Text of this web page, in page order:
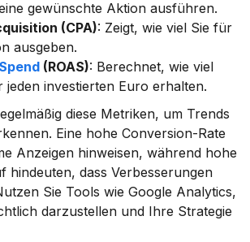
gewünschte Aktion ausführen.
(CPA): Zeigt, wie viel Sie für
ausgeben.
(ROAS): Berechnet, wie viel
jeden investierten Euro erhalten.
diese Metriken, um Trends
Eine hohe Conversion-Rate
Anzeigen hinweisen, während hohe
hindeuten, dass Verbesserungen
Sie Tools wie Google Analytics,
darzustellen und Ihre Strategie